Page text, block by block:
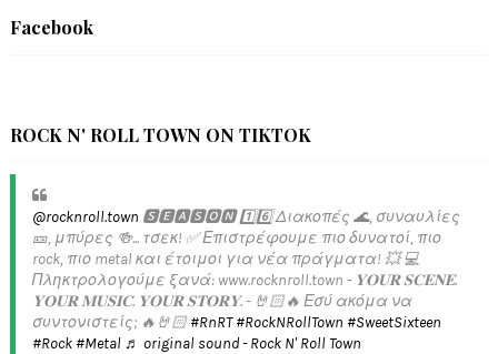
Facebook
ROCK N' ROLL TOWN ON TIKTOK
@rocknroll.town 🆂🅴🅰🆂🅾🅽 1️⃣6️⃣ Διακοπές 🌊, συναυλίες
🎫, μπύρες 🍻... τσεκ! ✅️ Επιστρέφουμε πιο δυνατοί, πιο
rock, πιο metal και έτοιμοι για νέα πράγματα! 💥 💻
Πληκτρολογούμε ξανά: www.rocknroll.town - 𝐘𝐎𝐔𝐑 𝐒𝐂𝐄𝐍𝐄.
𝐘𝐎𝐔𝐑 𝐌𝐔𝐒𝐈𝐂. 𝐘𝐎𝐔𝐑 𝐒𝐓𝐎𝐑𝐘. - 🤘🏻🔥 Εσύ ακόμα να
συντονιστείς; 🔥🤘🏻#RnRT #RockNRollTown #SweetSixteen
#Rock #Metal ♬ original sound - Rock N' Roll Town